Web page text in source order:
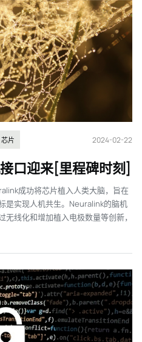
芯片 2024-02-22
口迎来[里程碑时刻]
成功将芯片植入人类大脑，旨在
是实现人机共生。Neuralink的脑机
线化和增加植入电极数量等创新，